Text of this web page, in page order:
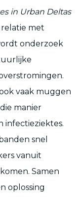
in Urban Deltas
met
onderzoek
vaak muggen
manier
infectieziektes.
snel
vanuit
Samen
oplossing